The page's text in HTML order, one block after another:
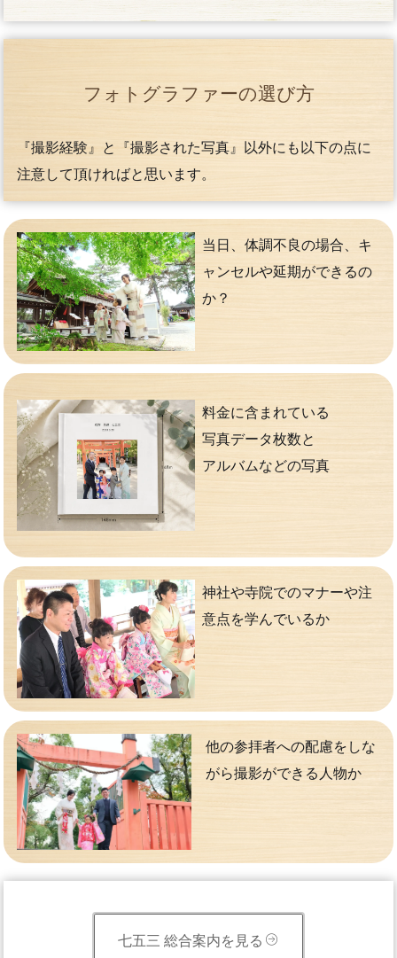
フォトグラファーの選び方
『撮影経験』と『撮影された写真』以外にも以下の点に
注意して頂ければと思います。
当日、体調不良の場合、キ
ャンセルや延期ができるの
か？
料金に含まれている
写真データ枚数と
アルバムなどの写真
神社や寺院でのマナーや注
意点を学んでいるか
他の参拝者への配慮をしな
がら撮影ができる人物か
七五三 総合案内を見る